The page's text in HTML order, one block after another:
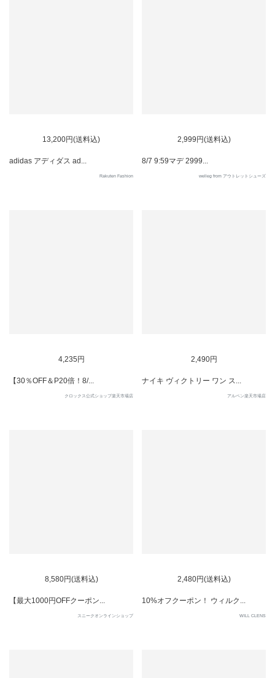
13,200円(送料込)
adidas アディダス ad...
Rakuten Fashion
2,999円(送料込)
8/7 9:59マデ 2999...
welleg from アウトレットシューズ
4,235円
【30％OFF＆P20倍！8/...
クロックス公式ショップ楽天市場店
2,490円
ナイキ ヴィクトリー ワン ス...
アルペン楽天市場店
8,580円(送料込)
【最大1000円OFFクーポン...
スニークオンラインショップ
2,480円(送料込)
10%オフクーポン！ ウィルク...
WILL CLENS